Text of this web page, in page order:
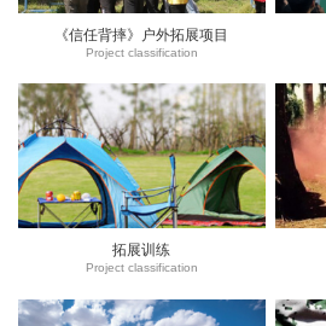
《信任背摔》户外拓展项目
Project classification
拓展训练
Project classification